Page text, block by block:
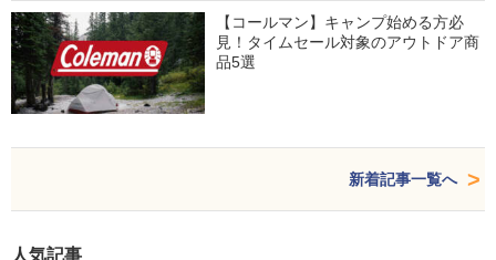
【コールマン】キャンプ始める方必
見！タイムセール対象のアウトドア商
品5選
新着記事一覧へ
人気記事